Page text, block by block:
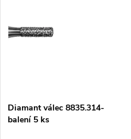
t
k
Diamant válec 8835.314-
balení 5 ks